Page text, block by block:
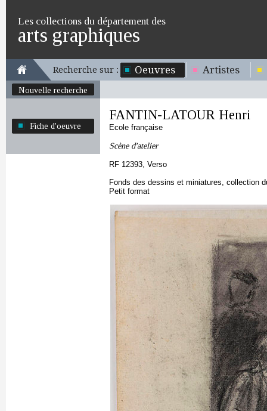
Les collections du département des
arts graphiques
Recherche sur : Oeuvres Artistes
Nouvelle recherche
Fiche d'oeuvre
FANTIN-LATOUR Henri
Ecole française
Scène d'atelier
RF 12393, Verso
Fonds des dessins et miniatures, collection
Petit format